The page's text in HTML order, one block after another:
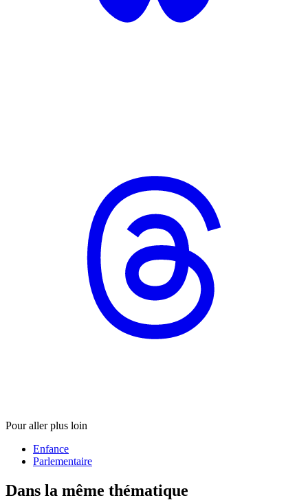
Pour aller plus loin
Enfance
Parlementaire
Dans la même thématique